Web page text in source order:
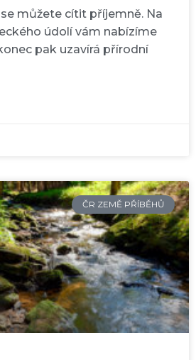
můžete cítit příjemně. Na
údolí vám nabízíme
pak uzavírá přírodní
ČR ZEMĚ PŘÍBĚHŮ